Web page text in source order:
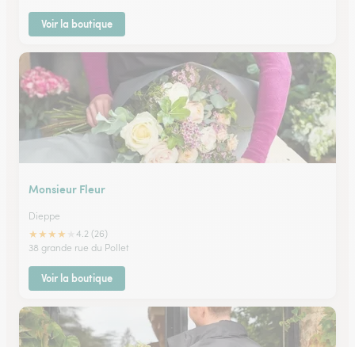
Voir la boutique
Monsieur Fleur
Dieppe
★★★★
4.2 (26)
38 grande rue du Pollet
Voir la boutique